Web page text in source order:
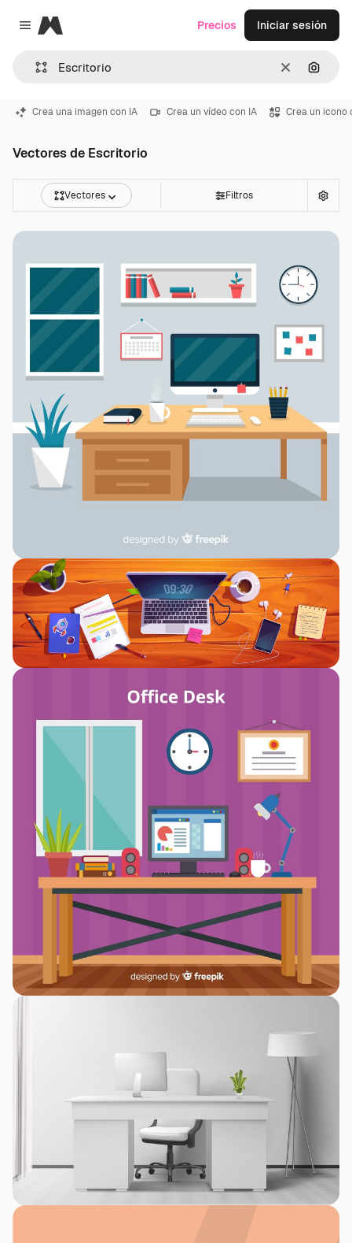
Close menu
Magnific
Borrar
Precios Iniciar sesión
Crea una imagen con IA Crea un vídeo con IA Crea un icono
Vectores de Escritorio
Vectores Filtros